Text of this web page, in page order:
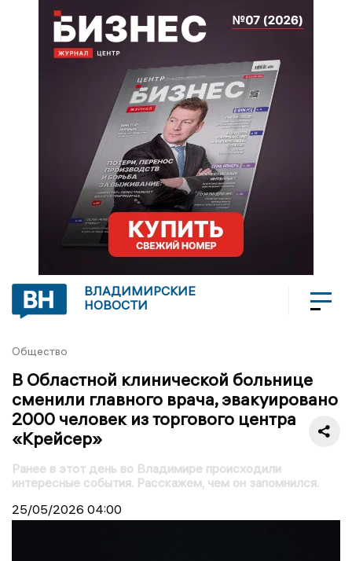
ВЛАДИМИРСКИЕ
НОВОСТИ
Общество
В Областной клинической больнице
сменили главного врача, эвакуировано
2000 человек из торгового центра
«Крейсер»
Ранее в этот день во Владимире происходили
интересные события. Расскажем, чем он запомнился.
25/05/2026 04:00